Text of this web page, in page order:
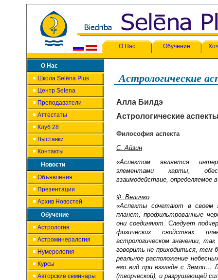
О Нас Обучение
О Нас
Школа Selēna Plus
Центр Selena
Преподаватели
Аттестаты
Клуб 28
Выставки
Контакты
Новости
Объявления
Презентации
Архив Новостей
Обучение
Астрология
Астроминералогия
Нумерология
Курсы
Авторские семинары
Астрологические
Алла Билдэ
Астрологические
Философия аспекта
С. Айзин
«Аспектом является
элементами карты,
взаимодействие, определяемое
Ф. Величко
«Аспекты сочетают в своем
планет, профильтрованные
они соединяют. Следует
физических свойствах
астрологическом значении,
говорить не приходиться, тем
реальное расположение
его вид при взгляде с Земли…
(творческой), и разрушающей